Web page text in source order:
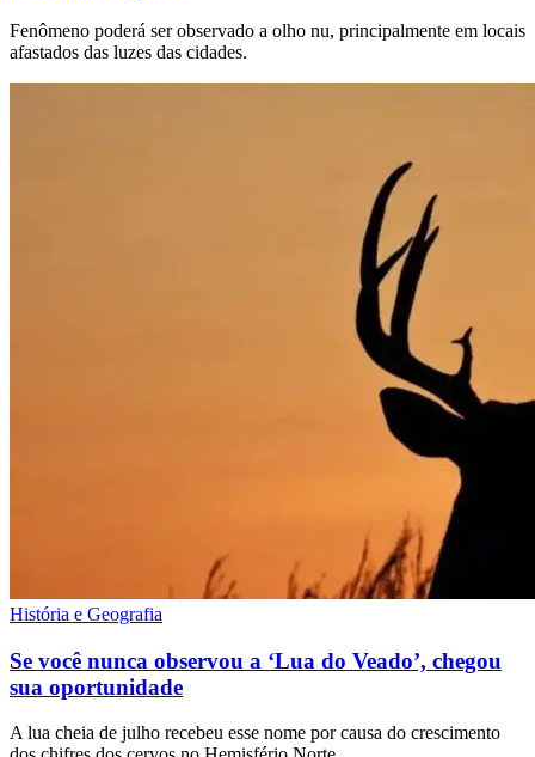
Fenômeno poderá ser observado a olho nu, principalmente em locais
afastados das luzes das cidades.
História e Geografia
Se você nunca observou a ‘Lua do Veado’, chegou
sua oportunidade
A lua cheia de julho recebeu esse nome por causa do crescimento